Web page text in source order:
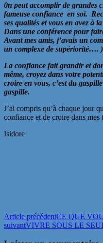
0n peut accomplir de grandes
fameuse confiance en soi.
ses qualités et vous en avez à
Dans une conférence pour
Avant mes amis, j’avais un
un complexe de supériorité….
La confiance fait grandir et
même, croyez dans votre
croire en vous, c’est du
gaspille.
J’ai compris qu’à chaque jour
confiance et de croire dans mes
Isidore
Navigation
des
Article précédentCE QUE
suivantVIVRE SOUS LE